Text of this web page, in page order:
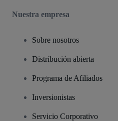
Nuestra empresa
Sobre nosotros
Distribución abierta
Programa de Afiliados
Inversionistas
Servicio Corporativo